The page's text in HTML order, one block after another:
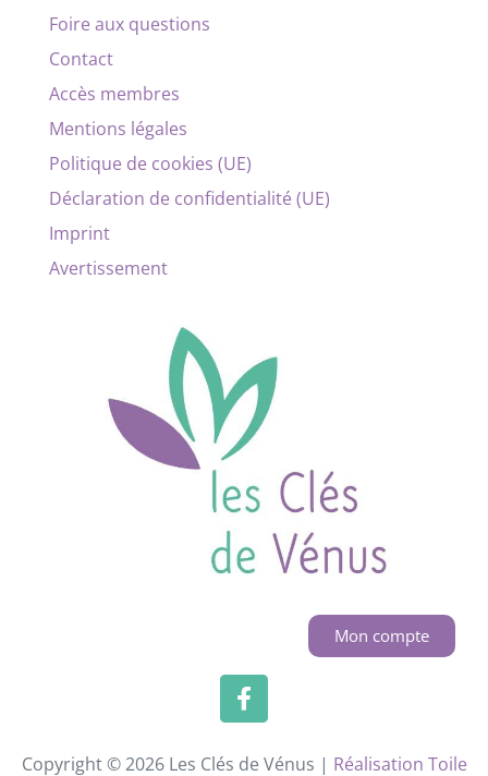
Foire aux questions
Contact
Accès membres
Mentions légales
Politique de cookies (UE)
Déclaration de confidentialité (UE)
Imprint
Avertissement
Mon compte
Copyright © 2026 Les Clés de Vénus | Réalisation Toile